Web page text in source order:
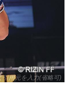
用元を入力(省略可)